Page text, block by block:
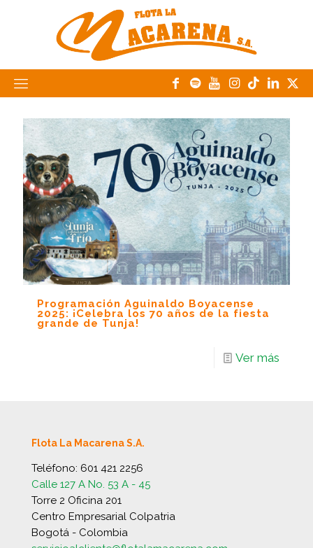
Programación Aguinaldo Boyacense
2025: ¡Celebra los 70 años de la fiesta
grande de Tunja!
Ver más
Flota La Macarena S.A.
Teléfono: 601 421 2256
Calle 127 A No. 53 A - 45
Torre 2 Oficina 201
Centro Empresarial Colpatria
Bogotá - Colombia